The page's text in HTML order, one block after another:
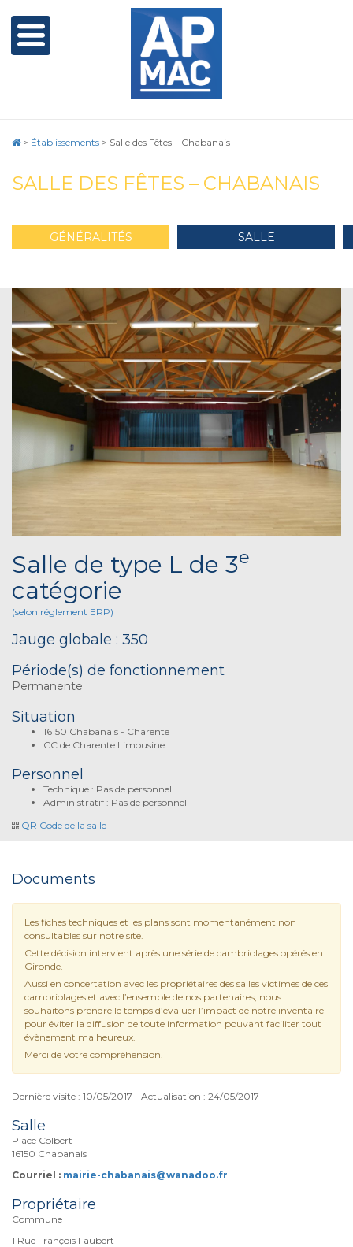
> Établissements > Salle des Fêtes – Chabanais
SALLE DES FÊTES – CHABANAIS
GÉNÉRALITÉS SALLE
Salle de type L de 3e
catégorie
(selon réglement ERP)
Jauge globale : 350
Période(s) de fonctionnement
Permanente
Situation
16150 Chabanais - Charente
CC de Charente Limousine
Personnel
Technique : Pas de personnel
Administratif : Pas de personnel
QR Code de la salle
Documents
Les fiches techniques et les plans sont momentanément non
consultables sur notre site.
Cette décision intervient après une série de cambriolages opérés en
Gironde.
Aussi en concertation avec les propriétaires des salles victimes de ces
cambriolages et avec l’ensemble de nos partenaires, nous
souhaitons prendre le temps d’évaluer l’impact de notre inventaire
pour éviter la diffusion de toute information pouvant faciliter tout
évènement malheureux.
Merci de votre compréhension.
Dernière visite : 10/05/2017 - Actualisation : 24/05/2017
Salle
Place Colbert
16150 Chabanais
Courriel : mairie-chabanais@wanadoo.fr
Propriétaire
Commune
1 Rue François Faubert